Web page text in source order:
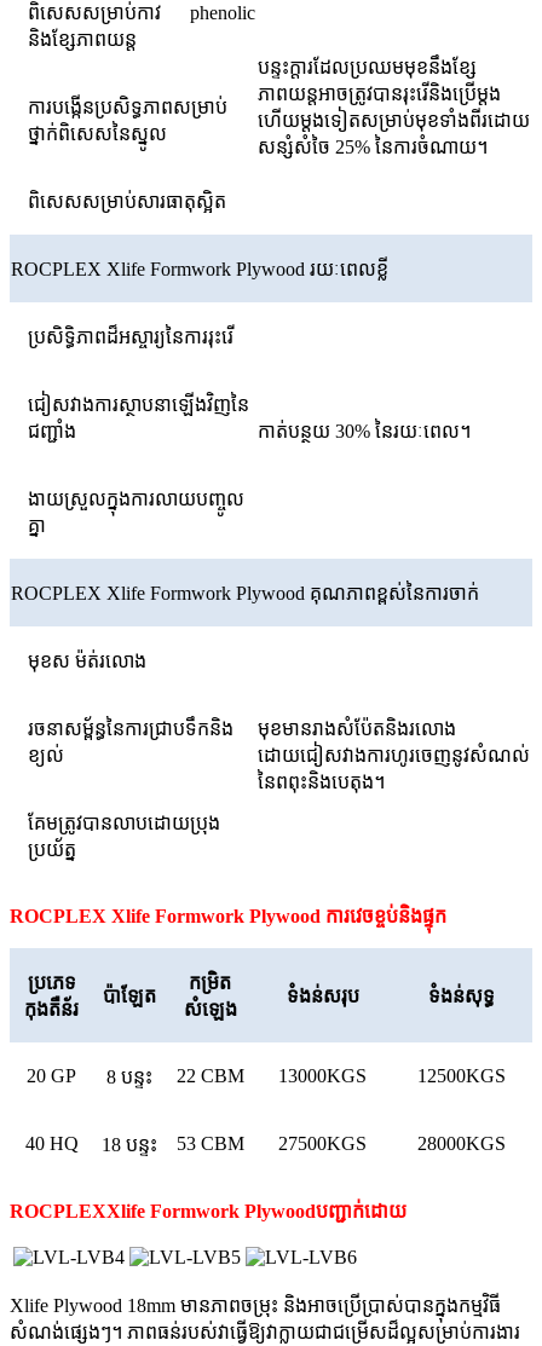
ពិសេសសម្រាប់កាវ phenolic
និងខ្សែភាពយន្ត
បន្ទះក្តារដែលប្រឈមមុខនឹងខ្សែ
ភាពយន្តអាចត្រូវបានរុះរើនិងប្រើម្តង
ហើយម្តងទៀតសម្រាប់មុខទាំងពីរដោយ
សន្សំសំចៃ 25% នៃការចំណាយ។
ការបង្កើនប្រសិទ្ធភាពសម្រាប់
ថ្នាក់ពិសេសនៃស្នូល
ពិសេសសម្រាប់សារធាតុស្អិត
ROCPLEX Xlife Formwork Plywood រយៈពេលខ្លី
ប្រសិទ្ធិភាពដ៏អស្ចារ្យនៃការរុះរើ
កាត់បន្ថយ 30% នៃរយៈពេល។
ជៀសវាងការស្ថាបនាឡើងវិញនៃ
ជញ្ជាំង
ងាយ​ស្រួល​ក្នុង​ការ​លាយ​បញ្ចូល​
គ្នា​
ROCPLEX Xlife Formwork Plywood គុណភាពខ្ពស់នៃការចាក់
មុខស ម៉ត់រលោង
មុខមានរាងសំប៉ែតនិងរលោង
ដោយជៀសវាងការហូរចេញនូវសំណល់
នៃពពុះនិងបេតុង។
រចនាសម្ព័ន្ធនៃការជ្រាបទឹកនិង
ខ្យល់
គែមត្រូវបានលាបដោយប្រុង
ប្រយ័ត្ន
ROCPLEX Xlife Formwork Plywood ការវេចខ្ចប់និងផ្ទុក
ប្រភេទ
កុងតឺន័រ
ប៉ាឡែត
កម្រិត
សំឡេង
ទំងន់សរុប ទំងន់សុទ្ធ
20 GP 8 បន្ទះ 22 CBM 13000KGS 12500KGS
40 HQ 18 បន្ទះ 53 CBM 27500KGS 28000KGS
ROCPLEXXlife Formwork Plywoodបញ្ជាក់ដោយ
Xlife Plywood 18mm មានភាពចម្រុះ និងអាចប្រើប្រាស់បានក្នុងកម្មវិធី
សំណង់ផ្សេងៗ។ ភាពធន់របស់វាធ្វើឱ្យវាក្លាយជាជម្រើសដ៏ល្អសម្រាប់ការងារ